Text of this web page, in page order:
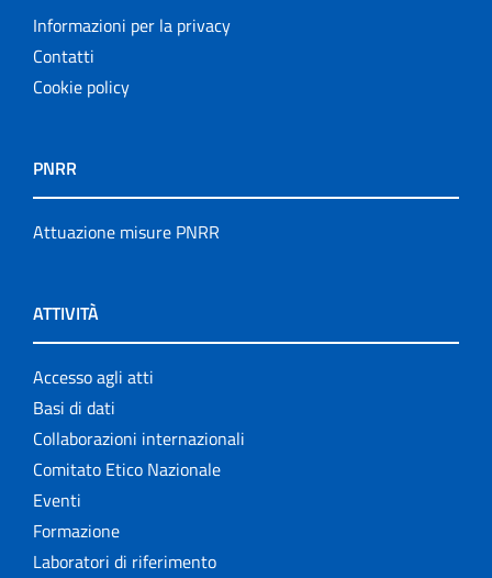
Informazioni per la privacy
Contatti
Cookie policy
PNRR
Attuazione misure PNRR
ATTIVITÀ
Accesso agli atti
Basi di dati
Collaborazioni internazionali
Comitato Etico Nazionale
Eventi
Formazione
Laboratori di riferimento